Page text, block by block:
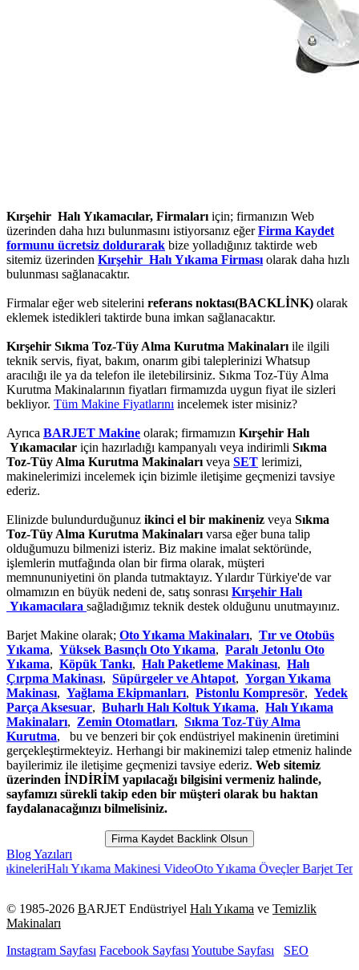
Kırşehir Halı Yıkamacılar, Firmalarıiçin; firmanızın Web
üzerinden daha hızı bulunmasını istiyorsanız eğerFirma Kaydet
formunu ücretsiz doldurarak bize yolladığınız taktirde web
sitemiz üzerinden Kırşehir Halı Yıkama Firmasıolarak daha hızlı
bulunması sağlanacaktır.
Firmalar eğer web sitelerini referans noktası(BACKLİNK) olarak
eklemek istedikleri taktirde buna imkan sağlanacaktır.
Kırşehir Sıkma Toz-Tüy Alma Kurutma Makinalarıile ilgili
teknik servis, fiyat, bakım, onarım gibi taleplerinizi Whatsup
aracılığı ile ya da telefon ile iletebilirsiniz. Sıkma Toz-Tüy Alma
Kurutma Makinalarının fiyatları firmamızda uygun fiyat ile sizleri
bekliyor. Tüm Makine Fiyatlarını incelemek ister misiniz?
Ayrıca BARJET Makine olarak; firmamızın Kırşehir Halı
Yıkamacılar için hazırladığı kampanyalı veya indirimli Sıkma
Toz-Tüy Alma Kurutma Makinalarıveya SET lerimizi,
makinelerimizi incelemek için bizimle iletişime geçmenizi tavsiye
ederiz.
Elinizde bulundurduğunuz ikinci el bir makineniz veya Sıkma
Toz-Tüy Alma Kurutma Makinalarıvarsa eğer buna talip
olduğumuzu bilmenizi isteriz. Biz makine imalat sektöründe,
işlemlerin mutfağında olan bir firma olarak, müşteri
memnununiyetini ön planda tutmaktayız. Yılardır Türkiye'de var
olmamızın en büyük nedeni de, satış sonrası Kırşehir Halı
Yıkamacılara sağladığımız teknik destek olduğunu unutmayınız.
Barjet Makine olarak; Oto Yıkama Makinaları, Tır ve Otobüs
Yıkama, Yüksek Basınçlı Oto Yıkama, Paralı Jetonlu Oto
Yıkama, Köpük Tankı, Halı Paketleme Makinası, Halı
Çırpma Makinası, Süpürgeler ve Ahtapot, Yorgan Yıkama
Makinası, Yağlama Ekipmanları, Pistonlu Kompresör, Yedek
Parça Aksesuar, Buharlı Halı Koltuk Yıkama, Halı Yıkama
Makinaları, Zemin Otomatları, Sıkma Toz-Tüy Alma
Kurutma, bu ve benzeri bir çok endüstriyel makinenin üretimini
gerçekleştirmekteyiz. Herhangi bir makinemizi talep etmeniz halinde
bayilerimiz ile iletişime geçmenizi tavsiye ederiz. Web sitemiz
üzerinden İNDİRİM yapılacağı bilgisini vermeniz halinde,
sayfamızı sürekli takip eden bir müşteri olarak bu haktan
faydalanacağınızı bilmelisiniz.
Firma Kaydet Backlink Olsun
Blog Yazıları
Halı Yıkama Makinesi VideoOto Yıkama Öveçler Barjet Temizlik
© 1985-2026 BARJET Endüstriyel Halı Yıkama ve Temizlik
Makinaları
Instagram Sayfası Facebook SayfasıYoutube Sayfası SEO